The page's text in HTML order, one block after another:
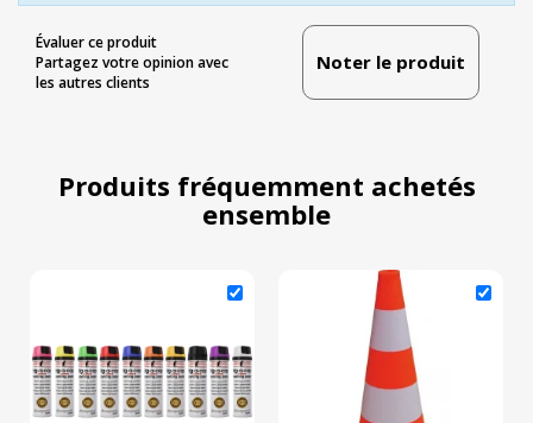
Évaluer ce produit
Partagez votre opinion avec
les autres clients
Noter le produit
Produits fréquemment achetés
ensemble